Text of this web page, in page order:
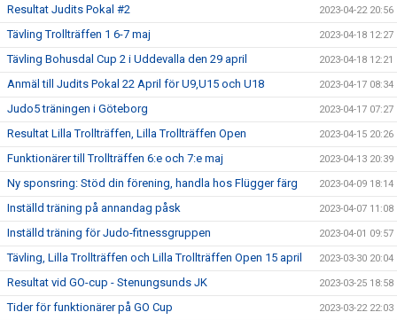
Resultat Judits Pokal #2 2023-04-22 20:56
Tävling Trollträffen 1 6-7 maj 2023-04-18 12:27
Tävling Bohusdal Cup 2 i Uddevalla den 29 april 2023-04-18 12:21
Anmäl till Judits Pokal 22 April för U9,U15 och U18 2023-04-17 08:34
Judo5 träningen i Göteborg 2023-04-17 07:27
Resultat Lilla Trollträffen, Lilla Trollträffen Open 2023-04-15 20:26
Funktionärer till Trollträffen 6:e och 7:e maj 2023-04-13 20:39
Ny sponsring: Stöd din förening, handla hos Flügger färg 2023-04-09 18:14
Inställd träning på annandag påsk 2023-04-07 11:08
Inställd träning för Judo-fitnessgruppen 2023-04-01 09:57
Tävling, Lilla Trollträffen och Lilla Trollträffen Open 15 april 2023-03-30 20:04
Resultat vid GO-cup - Stenungsunds JK 2023-03-25 18:58
Tider för funktionärer på GO Cup 2023-03-22 22:03